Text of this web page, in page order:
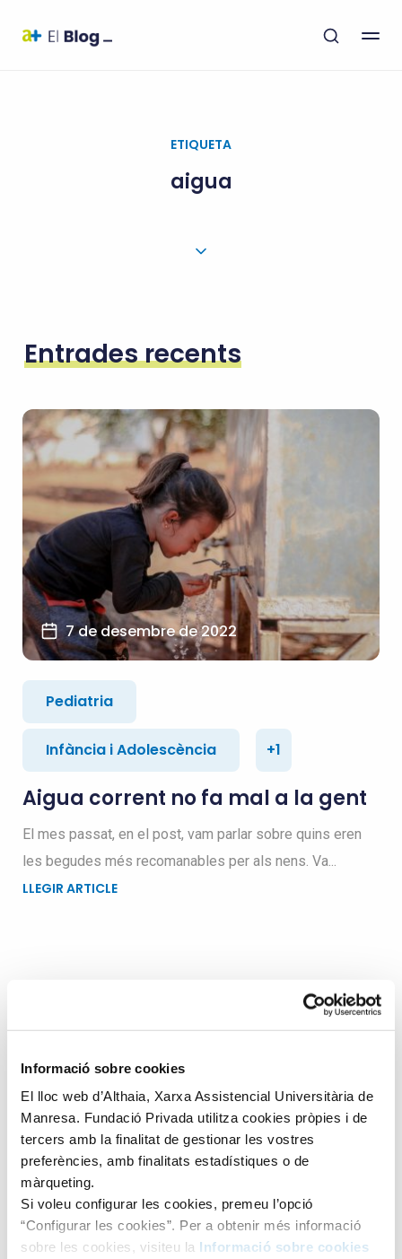
Informació sobre cookies
El lloc web d’Althaia, Xarxa Assistencial Universitària de
Manresa. Fundació Privada utilitza cookies pròpies i de
tercers amb la finalitat de gestionar les vostres
preferències, amb finalitats estadístiques o de
màrqueting.
Si voleu configurar les cookies, premeu l’opció
“Configurar les cookies”. Per a obtenir més informació
sobre les cookies, visiteu la Informació sobre cookies
ETIQUETA
aigua
Entrades recents
7 de desembre de 2022
Pediatria
Infància i Adolescència +1
Aigua corrent no fa mal a la gent
El mes passat, en el post, vam parlar sobre quins eren
les begudes més recomanables per als nens. Va...
LLEGIR ARTICLE
for